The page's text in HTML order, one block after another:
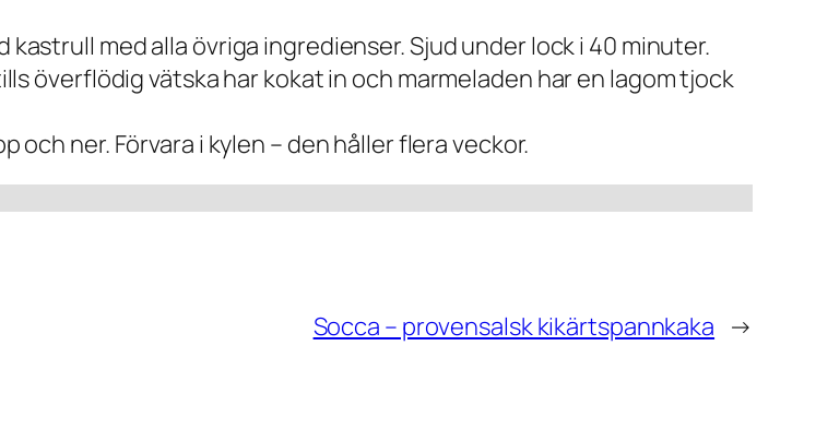
med alla övriga ingredienser. Sjud under lock i 40 minuter.
överflödig vätska har kokat in och marmeladen har en lagom tjock
och ner. Förvara i kylen – den håller flera veckor.
Socca – provensalsk kikärtspannkaka →